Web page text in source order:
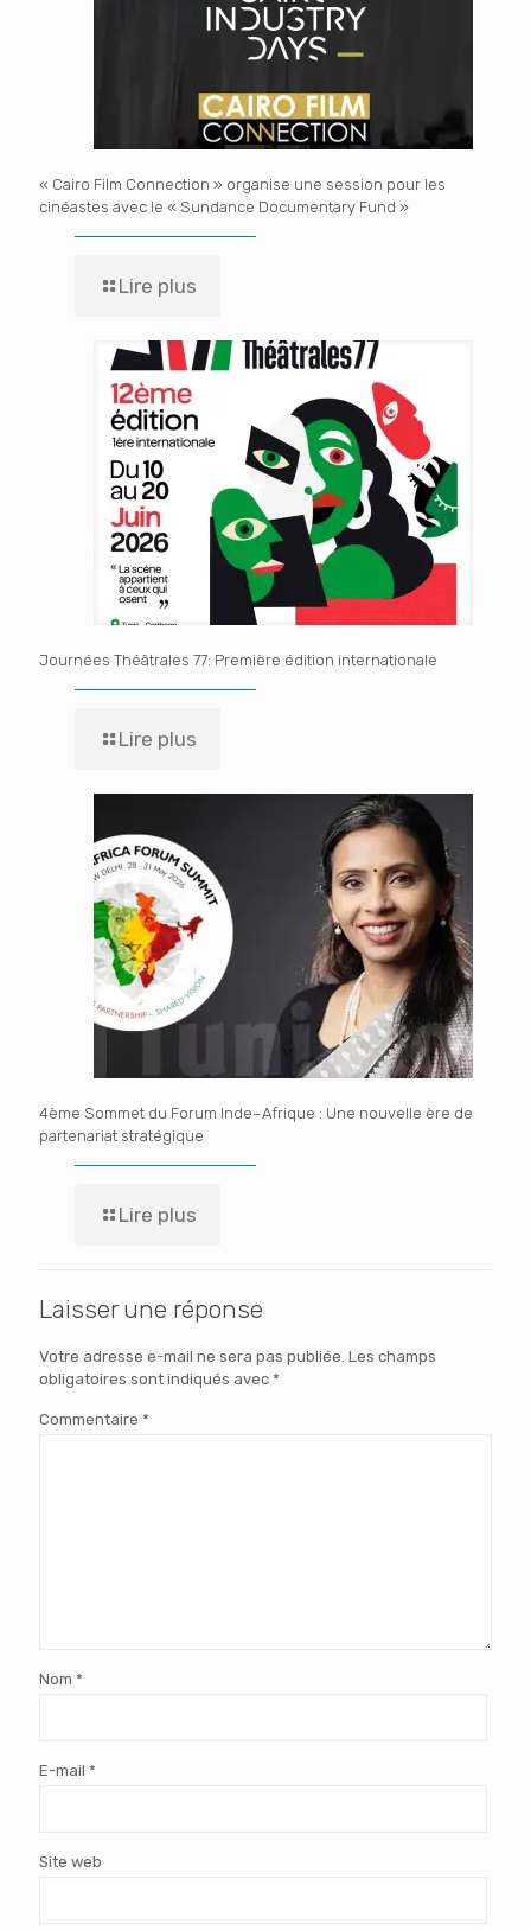
« Cairo Film Connection » organise une session pour les
cinéastes avec le « Sundance Documentary Fund »
Lire plus
Journées Théâtrales 77: Première édition internationale
Lire plus
4ème Sommet du Forum Inde–Afrique : Une nouvelle ère de
partenariat stratégique
Lire plus
Laisser une réponse
Votre adresse e-mail ne sera pas publiée. Les champs
obligatoires sont indiqués avec *
Commentaire *
Nom *
E-mail *
Site web